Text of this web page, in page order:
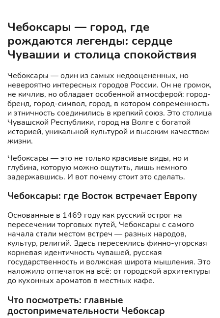
Чебоксары — город, где
рождаются легенды: сердце
Чувашии и столица спокойствия
Чебоксары — один из самых недооценённых, но
невероятно интересных городов России. Он не громок,
не кичлив, но обладает особенной атмосферой: город-
бренд, город-символ, город, в котором современность
и этничность соединились в крепкий союз. Это столица
Чувашской Республики, город на Волге с богатой
историей, уникальной культурой и высоким качеством
жизни.
Чебоксары — это не только красивые виды, но и
глубина, которую можно ощутить, лишь немного
задержавшись. И вот почему стоит это сделать.
Чебоксары: где Восток встречает Европу
Основанные в 1469 году как русский острог на
пересечении торговых путей, Чебоксары с самого
начала стали местом встреч — разных народов,
культур, религий. Здесь пересеклись финно-угорская
корневая идентичность чувашей, русская
государственность и волжская широта мышления. Это
наложило отпечаток на всё: от городской архитектуры
до кухонных ароматов в местных кафе.
Что посмотреть: главные
достопримечательности Чебоксар